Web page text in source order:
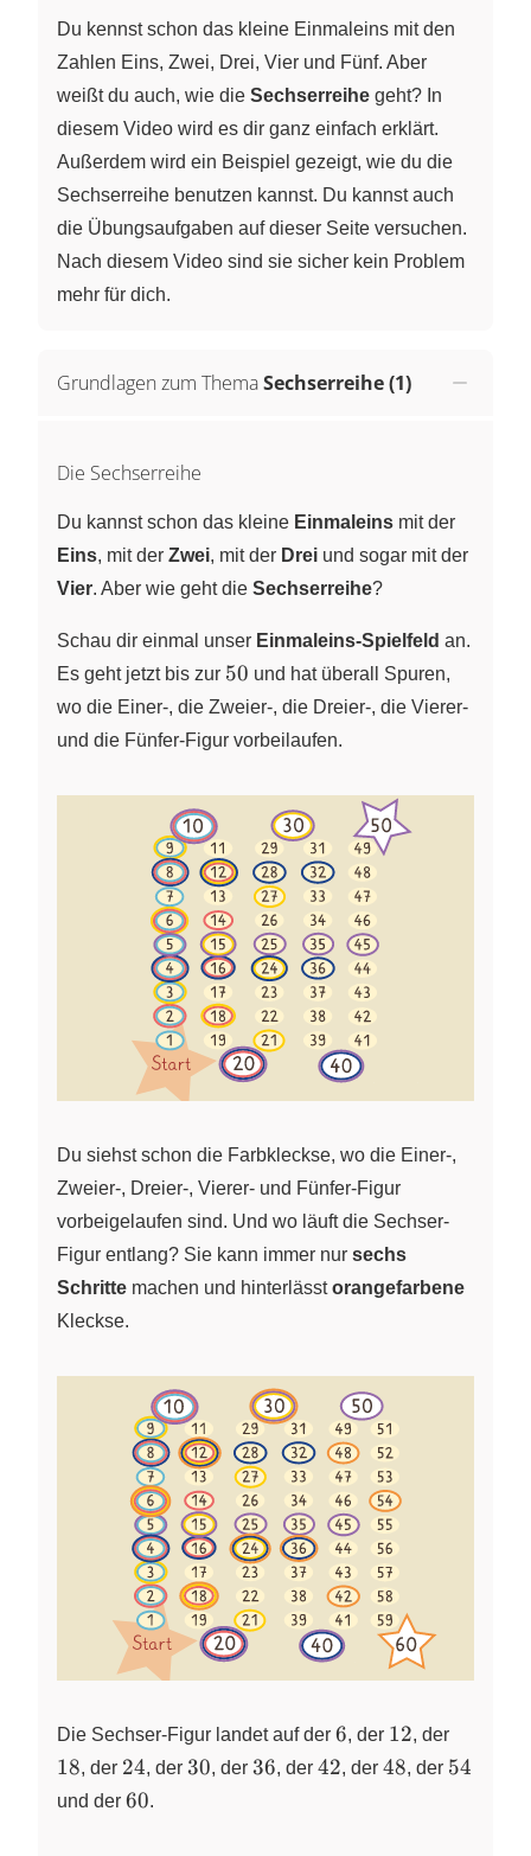
Du kennst schon das kleine Einmaleins mit den
Zahlen Eins, Zwei, Drei, Vier und Fünf. Aber
weißt du auch, wie die Sechserreihe geht? In
diesem Video wird es dir ganz einfach erklärt.
Außerdem wird ein Beispiel gezeigt, wie du die
Sechserreihe benutzen kannst. Du kannst auch
die Übungsaufgaben auf dieser Seite versuchen.
Nach diesem Video sind sie sicher kein Problem
mehr für dich.
Grundlagen zum ThemaSechserreihe (1)
Die Sechserreihe
Du kannst schon das kleine Einmaleins mit der
Eins, mit der Zwei, mit der Drei und sogar mit der
Vier. Aber wie geht die Sechserreihe?
Schau dir einmal unser Einmaleins-Spielfeld an.
Es geht jetzt bis zur 50
50 und hat überall Spuren,
wo die Einer-, die Zweier-, die Dreier-, die Vierer-
und die Fünfer-Figur vorbeilaufen.
Du siehst schon die Farbkleckse, wo die Einer-,
Zweier-, Dreier-, Vierer- und Fünfer-Figur
vorbeigelaufen sind. Und wo läuft die Sechser-
Figur entlang? Sie kann immer nur sechs
Schritte machen und hinterlässtorangefarbene
Kleckse.
Die Sechser-Figur landet auf der 6
6, der 12
12, der
18, der 24
24, der 30
30, der 36
36, der 42
42, der 48
48, der 54
54
und der 60
60.